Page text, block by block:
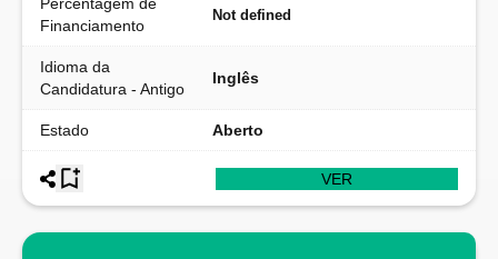
Financiamento
Not defined
Idioma da
Candidatura - Antigo
Inglês
Estado Aberto
VER